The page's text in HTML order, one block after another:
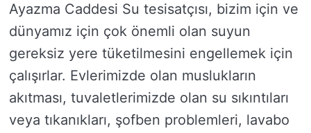
Ayazma Caddesi Su tesisatçısı, bizim için ve
dünyamız için çok önemli olan suyun
gereksiz yere tüketilmesini engellemek için
çalışırlar. Evlerimizde olan muslukların
akıtması, tuvaletlerimizde olan su sıkıntıları
veya tıkanıkları, şofben problemleri, lavabo